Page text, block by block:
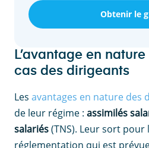
Obtenir le
L’avantage en
cas des dirigeants
Les avantages en nature des
de leur régime : assimilés
salariés(TNS). Leur sort
réglementation qui est